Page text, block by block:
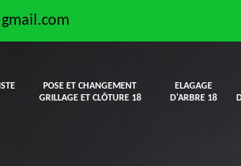
POSE ET CHANGEMENT
GRILLAGE ET CLÔTURE 18
ELAGAGE
D'ARBRE 18